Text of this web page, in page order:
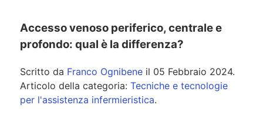
Accesso venoso periferico, centrale e
profondo: qual è la differenza?
Scritto da Franco Ognibene il 05 Febbraio 2024.
Articolo della categoria: Tecniche e tecnologie
per l'assistenza infermieristica.